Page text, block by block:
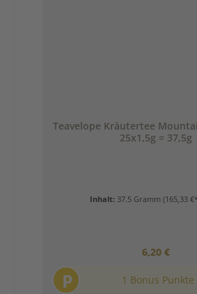
Teavelope Kräutertee
25x1,5g = 37,5g
Inhalt: 37.5 Gramm (165,33
Regulärer
6,20 €
P 1 Bonus